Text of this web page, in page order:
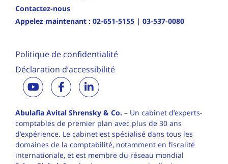
Contactez-nous
Appelez maintenant : 02-651-5155 | 03-537-0080
Politique de confidentialité
Déclaration d’accessibilité
Abulafia Avital Shrensky & Co. – Un cabinet d’experts-
comptables de premier plan avec plus de 30 ans
d’expérience. Le cabinet est spécialisé dans tous les
domaines de la comptabilité, notamment en fiscalité
internationale, et est membre du réseau mondial